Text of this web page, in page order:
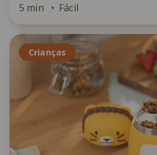
5 min Fácil
Crianças